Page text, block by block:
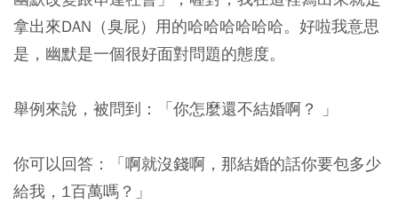
拿出來DAN（臭屁）用的哈哈哈哈哈哈。好啦我意思
是，幽默是一個很好面對問題的態度。
舉例來說，被問到：「你怎麼還不結婚啊？ 」
你可以回答：
「啊就沒錢啊，那結婚的話你要包多少
給我，1百萬嗎？」